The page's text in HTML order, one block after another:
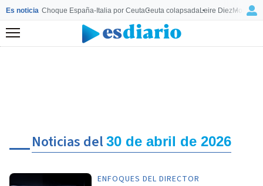
Es noticia Choque España-Italia por CeutaCeuta colapsadaLeire Diez
Menú
Noticias del30 de abril de 2026
ENFOQUES DEL DIRECTOR